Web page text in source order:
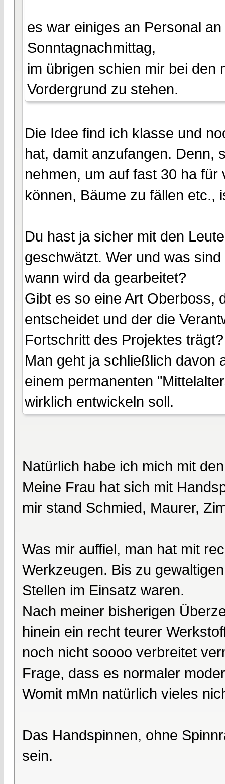
es war einiges an Personal
Sonntagnachmittag,
im übrigen schien mir bei den
Vordergrund zu stehen.
Die Idee find ich klasse und
hat, damit anzufangen. Denn,
nehmen, um auf fast 30 ha
können, Bäume zu fällen etc.,
Du hast ja sicher mit den
geschwätzt. Wer und was
wann wird da gearbeitet?
Gibt es so eine Art Oberboss,
entscheidet und der die
Fortschritt des Projektes trägt?
Man geht ja schließlich davon
einem permanenten
wirklich entwickeln soll.
Natürlich habe ich mich mit
Meine Frau hat sich mit
mir stand Schmied, Maurer,
Was mir auffiel, man hat mit
Werkzeugen. Bis zu
Stellen im Einsatz waren.
Nach meiner bisherigen
hinein ein recht teurer
noch nicht soooo verbreitet
Frage, dass es normaler
Womit mMn natürlich vieles
Das Handspinnen, ohne
sein.